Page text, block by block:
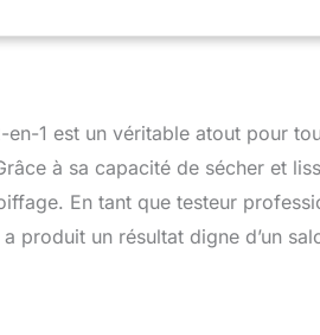
142 femmes, juin 2021.
45% d'économie d'énergie****.
en fonction de l'utilisation par le
1 est un véritable atout pour
à sa capacité de sécher et
En tant que testeur
produit un résultat digne d’un